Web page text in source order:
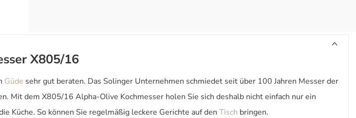
X805/16
Güde sehr gut beraten. Das Solinger Unternehmen schmiedet seit über 100 Jahren Messer der
Mit dem X805/16 Alpha-Olive Kochmesser holen Sie sich deshalb nicht einfach nur ein
Küche. So können Sie regelmäßig leckere Gerichte auf den Tisch bringen.